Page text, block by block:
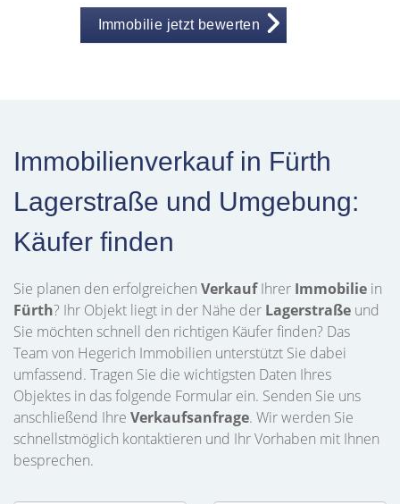
Immobilie jetzt bewerten
Immobilienverkauf in Fürth
Lagerstraße und Umgebung:
Käufer finden
Sie planen den erfolgreichen VerkaufIhrer Immobilie in
Fürth? Ihr Objekt liegt in der Nähe der Lagerstraße und
Sie möchten schnell den richtigen Käufer finden? Das
Team von Hegerich Immobilien unterstützt Sie dabei
umfassend. Tragen Sie die wichtigsten Daten Ihres
Objektes in das folgende Formular ein. Senden Sie uns
anschließend Ihre Verkaufsanfrage. Wir werden Sie
schnellstmöglich kontaktieren und Ihr Vorhaben mit Ihnen
besprechen.